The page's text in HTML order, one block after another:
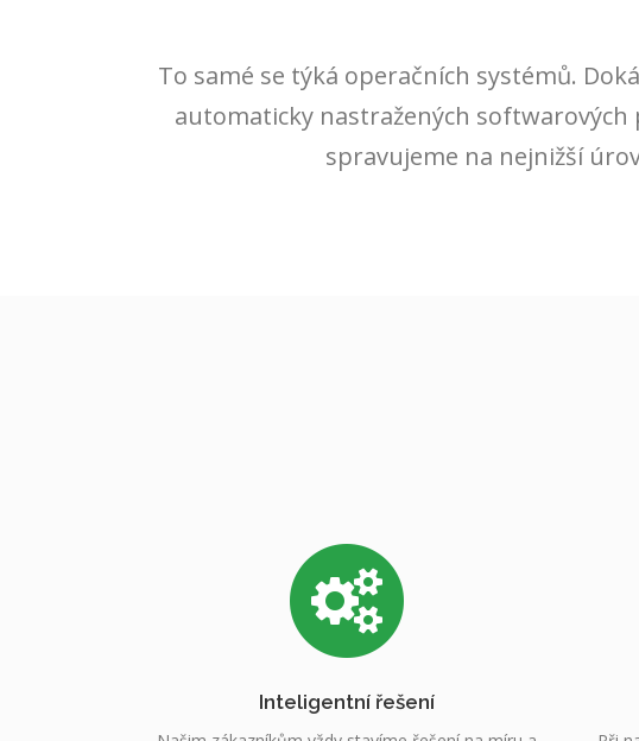
To samé se týká operačních systémů.
automaticky nastražených
spravujeme na nejnižší
Inteligentní řešení